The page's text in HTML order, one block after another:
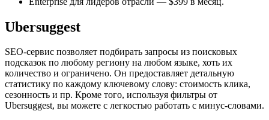
Ubersuggest
SEO-сервис позволяет подбирать запросы из поисковых
подсказок по любому региону на любом языке, хоть их
количество и ограничено. Он предоставляет детальную
статистику по каждому ключевому слову: стоимость клика,
сезонность и пр. Кроме того, используя фильтры от
Ubersuggest, вы можете с легкостью работать с минус-словами.